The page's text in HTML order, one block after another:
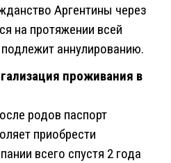
Аргентины через
на протяжении всей
аннулированию.
проживания в
родов паспорт
приобрести
всего спустя 2 года